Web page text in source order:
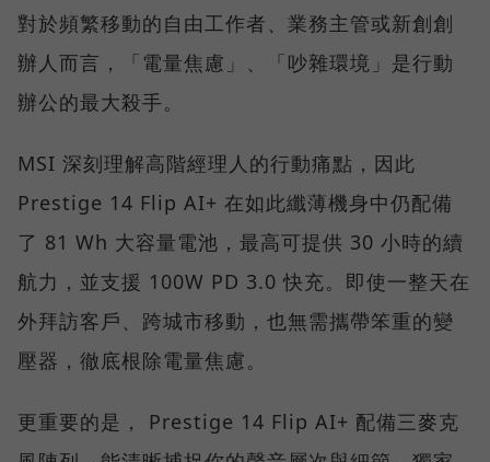
對於頻繁移動的自由工作者、業務主管或新創創
辦人而言，「電量焦慮」、「吵雜環境」是行動
辦公的最大殺手。
MSI 深刻理解高階經理人的行動痛點，因此
Prestige 14 Flip AI+ 在如此纖薄機身中仍配備
了 81 Wh 大容量電池，最高可提供 30 小時的續
航力，並支援 100W PD 3.0 快充。即使一整天在
外拜訪客戶、跨城市移動，也無需攜帶笨重的變
壓器，徹底根除電量焦慮。
更重要的是， Prestige 14 Flip AI+ 配備三麥克